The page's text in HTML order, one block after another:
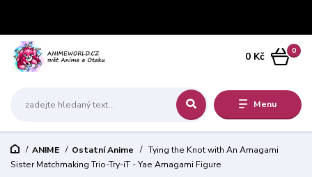
Menu
0
0 Kč
ANIME Ostatní Anime
Tying the Knot with An Amagami
Sister Matchmaking Trio-Try-iT - Yae Amagami Figure